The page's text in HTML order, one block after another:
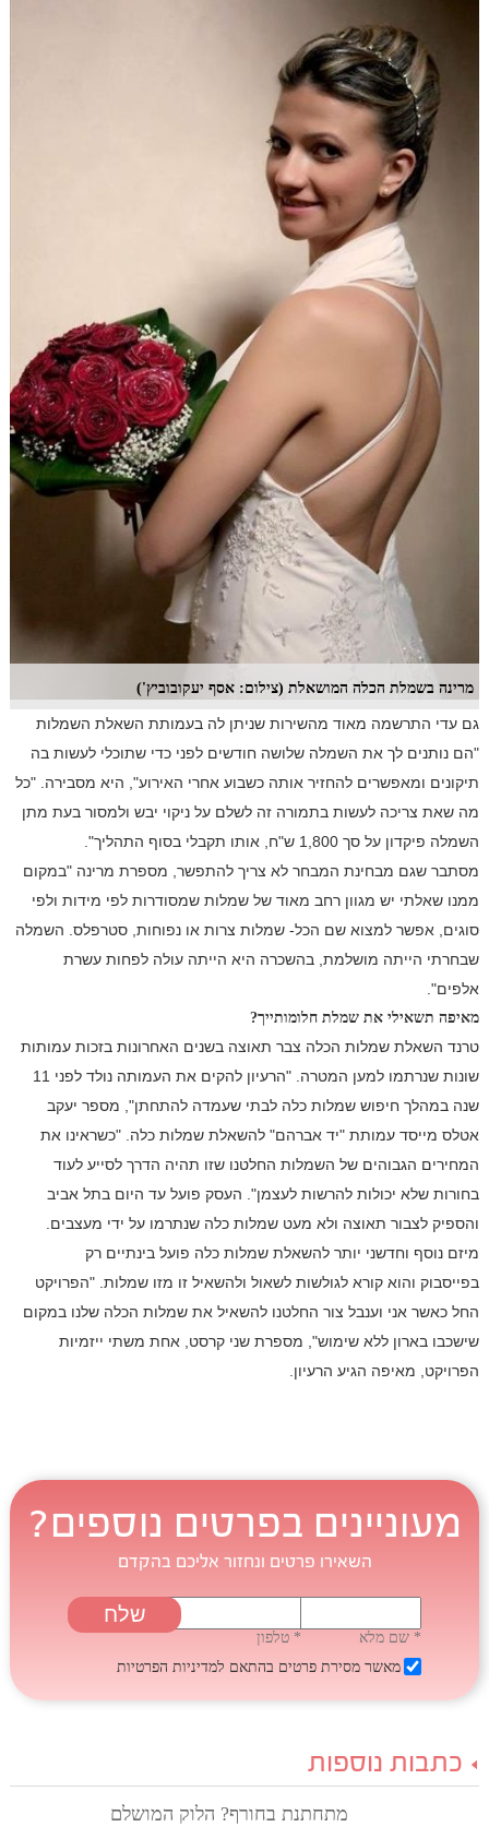
מרינה בשמלת הכלה המושאלת (צילום: אסף יעקובוביץ')
גם עדי התרשמה מאוד מהשירות שניתן לה בעמותת השאלת השמלות
"הם נותנים לך את השמלה שלושה חודשים לפני כדי שתוכלי לעשות בה
תיקונים ומאפשרים להחזיר אותה כשבוע אחרי האירוע", היא מסבירה. "כל
מה שאת צריכה לעשות בתמורה זה לשלם על ניקוי יבש ולמסור בעת מתן
השמלה פיקדון על סך 1,800 ש"ח, אותו תקבלי בסוף התהליך".
מסתבר שגם מבחינת המבחר לא צריך להתפשר, מספרת מרינה "במקום
ממנו שאלתי יש מגוון רחב מאוד של שמלות שמסודרות לפי מידות ולפי
סוגים, אפשר למצוא שם הכל- שמלות צרות או נפוחות, סטרפלס. השמלה
שבחרתי הייתה מושלמת, בהשכרה היא הייתה עולה לפחות עשרת
אלפים".
מאיפה תשאילי את שמלת חלומותייך?
טרנד השאלת שמלות הכלה צבר תאוצה בשנים האחרונות בזכות עמותות
שונות שנרתמו למען המטרה. "הרעיון להקים את העמותה נולד לפני 11
שנה במהלך חיפוש שמלות כלה לבתי שעמדה להתחתן", מספר יעקב
אטלס מייסד עמותת "יד אברהם" להשאלת שמלות כלה. "כשראינו את
המחירים הגבוהים של השמלות החלטנו שזו תהיה הדרך לסייע לעוד
בחורות שלא יכולות להרשות לעצמן". העסק פועל עד היום בתל אביב
והספיק לצבור תאוצה ולא מעט שמלות כלה שנתרמו על ידי מעצבים.
מיזם נוסף וחדשני יותר להשאלת שמלות כלה פועל בינתיים רק
בפייסבוק והוא קורא לגולשות לשאול ולהשאיל זו מזו שמלות. "הפרויקט
החל כאשר אני וענבל צור החלטנו להשאיל את שמלות הכלה שלנו במקום
שישכבו בארון ללא שימוש", מספרת שני קרסט, אחת משתי ייזמיות
הפרויקט, מאיפה הגיע הרעיון.
מעוניינים בפרטים נוספים?
השאירו פרטים ונחזור אליכם בהקדם
* שם מלא
* טלפון
מאשר מסירת פרטים בהתאם למדיניות הפרטיות
כתבות נוספות
מתחתנת בחורף? הלוק המושלם